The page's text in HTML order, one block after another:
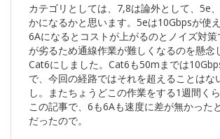
カテゴリとしては、7,8は論外として、5e
かになるかと思います。5eは10Gbpsが使え
6Aになるとコストが上がるのとノイズ対策
が劣るため通線作業が難しくなるのを懸念
Cat6にしました。Cat6も50mまでは
で、今回の経路ではそれを超えることはな
し。またちょうどこの作業をする1週間く
この記事で、6も6Aも速度に差が無かった
だったので。